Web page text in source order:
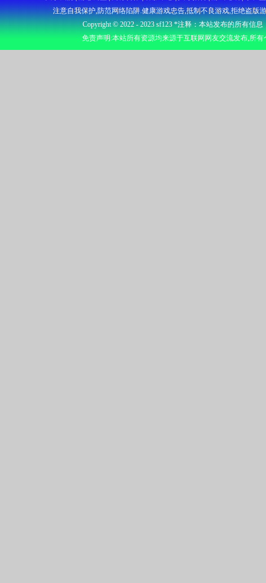
注意自我保护,防范网络陷阱.健康游戏忠告,抵制不良游戏,拒绝盗版
Copyright © 2022 - 2023sf123*注释：本站发布的所有信息
免责声明:本站所有资源均来源于互联网网友交流发布,所